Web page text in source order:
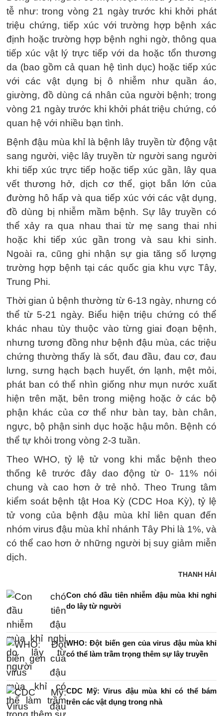
tễ như: trong vòng 21 ngày trước khi khởi phát
triệu chứng, tiếp xúc với trường hợp bệnh xác
định hoặc trường hợp bệnh nghi ngờ, thông qua
tiếp xúc vật lý trực tiếp với da hoặc tổn thương
da (bao gồm cả quan hệ tình dục) hoặc tiếp xúc
với các vật dụng bị ô nhiễm như quần áo,
giường, đồ dùng cá nhân của người bệnh; trong
vòng 21 ngày trước khi khởi phát triệu chứng, có
quan hệ với nhiều bạn tình.
Bệnh đậu mùa khỉ là bệnh lây truyền từ động vật
sang người, việc lây truyền từ người sang người
khi tiếp xúc trực tiếp hoặc tiếp xúc gần, lây qua
vết thương hở, dịch cơ thể, giọt bắn lớn của
đường hô hấp và qua tiếp xúc với các vật dụng,
đồ dùng bị nhiễm mầm bệnh. Sự lây truyền có
thể xảy ra qua nhau thai từ mẹ sang thai nhi
hoặc khi tiếp xúc gần trong và sau khi sinh.
Ngoài ra, cũng ghi nhận sự gia tăng số lượng
trường hợp bệnh tại các quốc gia khu vực Tây,
Trung Phi.
Thời gian ủ bệnh thường từ 6-13 ngày, nhưng có
thể từ 5-21 ngày. Biểu hiện triệu chứng có thể
khác nhau tùy thuộc vào từng giai đoạn bệnh,
nhưng tương đồng như bệnh đậu mùa, các triệu
chứng thường thấy là sốt, đau đầu, đau cơ, đau
lưng, sưng hạch bạch huyết, ớn lạnh, mệt mỏi,
phát ban có thể nhìn giống như mụn nước xuất
hiện trên mặt, bên trong miệng hoặc ở các bộ
phận khác của cơ thể như bàn tay, bàn chân,
ngực, bộ phận sinh dục hoặc hậu môn. Bệnh có
thể tự khỏi trong vòng 2-3 tuần.
Theo WHO, tỷ lệ tử vong khi mắc bệnh theo
thống kê trước đây dao động từ 0- 11% nói
chung và cao hơn ở trẻ nhỏ. Theo Trung tâm
kiểm soát bệnh tật Hoa Kỳ (CDC Hoa Kỳ), tỷ lệ
tử vong của bệnh đậu mùa khỉ liên quan đến
nhóm virus đậu mùa khỉ nhánh Tây Phi là 1%, và
có thể cao hơn ở những người bị suy giảm miễn
dịch.
THANH HẢI
Con chó đầu tiên nhiễm đậu mùa khỉ nghi
do lây từ người
WHO: Đột biến gen của virus đậu mùa khỉ
có thể làm trầm trọng thêm sự lây truyền
CDC Mỹ: Virus đậu mùa khỉ có thể bám
trên các vật dụng trong nhà